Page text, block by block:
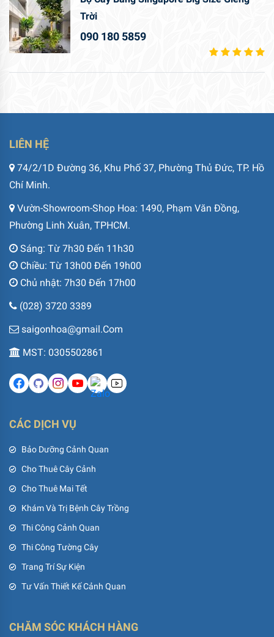
Trời
090 180 5859
LIÊN HỆ
74/2/1D Đường 36, Khu Phố 37, Phường Thủ Đức, TP. Hồ
Chí Minh.
Vườn-Showroom-Shop Hoa: 1490, Phạm Văn Đồng,
Phường Linh Xuân, TPHCM.
Sáng: Từ 7h30 Đến 11h30
Chiều: Từ 13h00 Đến 19h00
Chủ nhật: 7h30 Đến 17h00
(028) 3720 3389
saigonhoa@gmail.Com
MST: 0305502861
CÁC DỊCH VỤ
Bảo Dưỡng Cảnh Quan
Cho Thuê Cây Cảnh
Cho Thuê Mai Tết
Khám Và Trị Bệnh Cây Trồng
Thi Công Cảnh Quan
Thi Công Tường Cây
Trang Trí Sự Kiện
Tư Vấn Thiết Kế Cảnh Quan
CHĂM SÓC KHÁCH HÀNG